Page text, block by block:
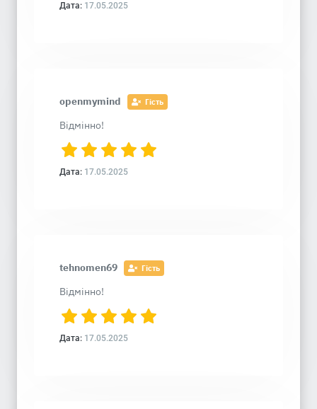
Дата: 17.05.2025
openmymind Гість
Відмінно!
Дата: 17.05.2025
tehnomen69 Гість
Відмінно!
Дата: 17.05.2025